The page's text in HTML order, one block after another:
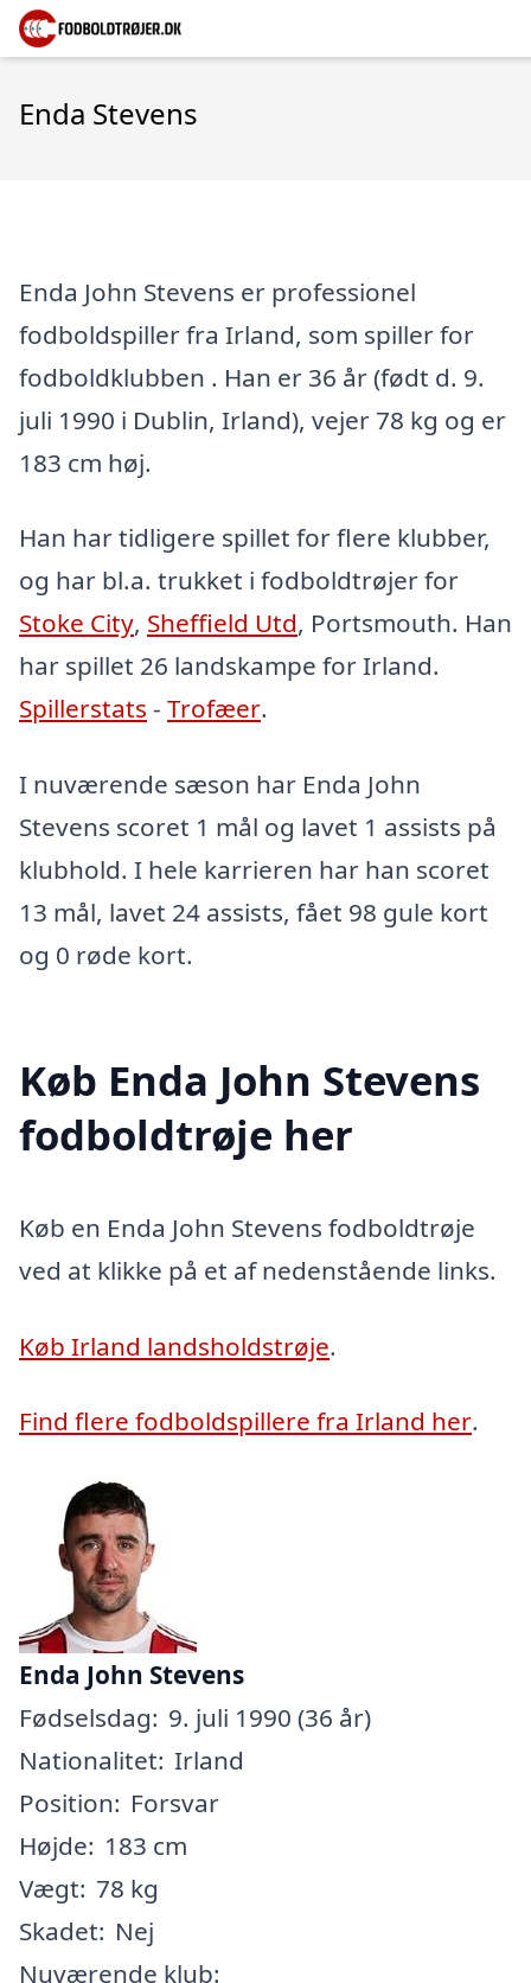
Enda Stevens
Enda John Stevens er professionel
fodboldspiller fra Irland, som spiller for
fodboldklubben . Han er 36 år (født d. 9.
juli 1990 i Dublin, Irland), vejer 78 kg og er
183 cm høj.
Han har tidligere spillet for flere klubber,
og har bl.a. trukket i fodboldtrøjer for
Stoke City, Sheffield Utd, Portsmouth. Han
har spillet 26 landskampe for Irland.
Spillerstats - Trofæer.
I nuværende sæson har Enda John
Stevens scoret 1 mål og lavet 1 assists på
klubhold. I hele karrieren har han scoret
13 mål, lavet 24 assists, fået 98 gule kort
og 0 røde kort.
Køb Enda John Stevens
fodboldtrøje her
Køb en Enda John Stevens fodboldtrøje
ved at klikke på et af nedenstående links.
Køb Irland landsholdstrøje.
Find flere fodboldspillere fra Irland her.
Enda John Stevens
Fødselsdag: 9. juli 1990 (36 år)
Nationalitet: Irland
Position: Forsvar
Højde: 183 cm
Vægt: 78 kg
Skadet: Nej
Nuværende klub: